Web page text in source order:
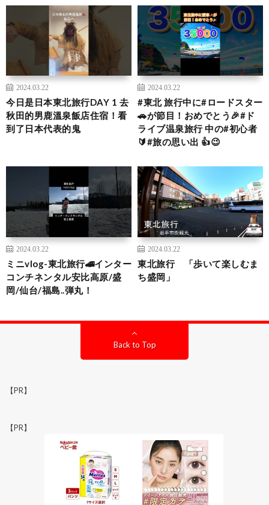
2024.03.22
今日是日本東北旅行DAY 1 去
秋田的男鹿溫泉飯店住宿！看
到了日本代表的鬼
2024.03.22
#東北 旅行中に#ロードスター
🚗が節目！おめでとう🎉#ド
ライブ温泉旅行 中の#初心者
🔰#旅の思い出 👍😉
2024.03.22
ミニvlog-東北旅行🚄インター
コンチネンタル安比高原/盛
岡/仙台/福島..弾丸！
2024.03.22
東北旅行 「歩いて楽しむま
ち盛岡」
Back to Top
【PR】
【PR】